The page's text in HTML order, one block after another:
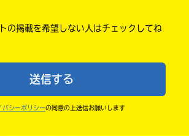
ぐには紹介されないので、待ってて
をつけてね。
開催中は、投稿した後の画面にバナー
の掲載を希望しない人はチェックしてね
送信する
バシーポリシーの同意の上送信お願いします